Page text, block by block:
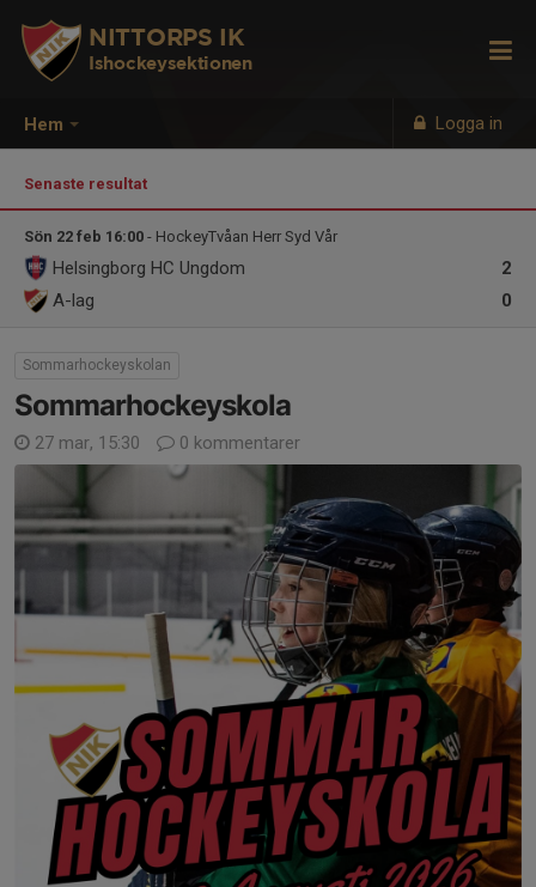
Hem Logga in
NITTORPS IK
Ishockeysektionen
Senaste resultat
Sön 22 feb 16:00 - HockeyTvåan Herr Syd Vår
2
Helsingborg HC Ungdom
0
A-lag
Sommarhockeyskolan
Sommarhockeyskola
27 mar, 15:30 0 kommentarer